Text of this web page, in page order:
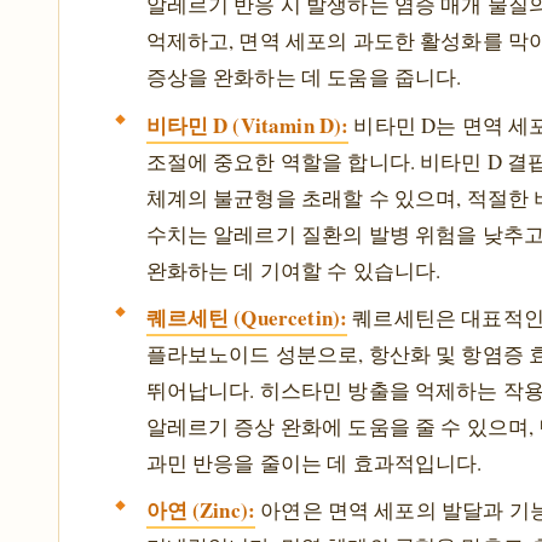
억제하고, 면역 세포의 과도한 활성화를 막
증상을 완화하는 데 도움을 줍니다.
비타민 D (Vitamin D): 비타민 D는 면역 세
조절에 중요한 역할을 합니다. 비타민 D 결
체계의 불균형을 초래할 수 있으며, 적절한
수치는 알레르기 질환의 발병 위험을 낮추
완화하는 데 기여할 수 있습니다.
퀘르세틴 (Quercetin): 퀘르세틴은 대표적
플라보노이드 성분으로, 항산화 및 항염증
뛰어납니다. 히스타민 방출을 억제하는 작
알레르기 증상 완화에 도움을 줄 수 있으며,
과민 반응을 줄이는 데 효과적입니다.
아연 (Zinc): 아연은 면역 세포의 발달과 기